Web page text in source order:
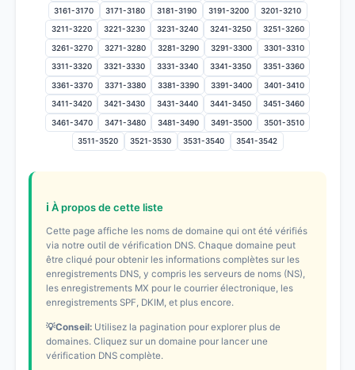
3161-3170 3171-3180 3181-3190 3191-3200 3201-3210
3211-3220 3221-3230 3231-3240 3241-3250 3251-3260
3261-3270 3271-3280 3281-3290 3291-3300 3301-3310
3311-3320 3321-3330 3331-3340 3341-3350 3351-3360
3361-3370 3371-3380 3381-3390 3391-3400 3401-3410
3411-3420 3421-3430 3431-3440 3441-3450 3451-3460
3461-3470 3471-3480 3481-3490 3491-3500 3501-3510
3511-3520 3521-3530 3531-3540 3541-3542
ℹ️ À propos de cette liste
Cette page affiche les noms de domaine qui ont été vérifiés
via notre outil de vérification DNS. Chaque domaine peut
être cliqué pour obtenir les informations complètes sur les
enregistrements DNS, y compris les serveurs de noms (NS),
les enregistrements MX pour le courrier électronique, les
enregistrements SPF, DKIM, et plus encore.
💡Conseil:Utilisez la pagination pour explorer plus de
domaines. Cliquez sur un domaine pour lancer une
vérification DNS complète.